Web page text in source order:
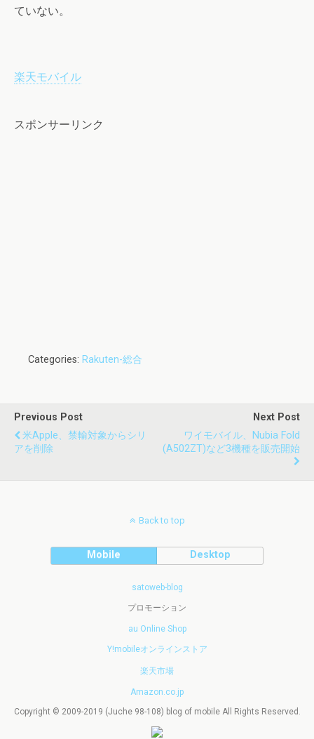
ていない。
楽天モバイル
スポンサーリンク
Categories: Rakuten-総合
Previous Post
米Apple、禁輸対象からシリ
アを削除
Next Post
ワイモバイル、nubia Fold
(A502ZT)など3機種を販売開始
Back to top
Mobile Desktop
satoweb-blog
プロモーション
au Online Shop
Y!mobileオンラインストア
楽天市場
Amazon.co.jp
Copyright © 2009-2019 (Juche 98-108) blog of mobile All Rights Reserved.